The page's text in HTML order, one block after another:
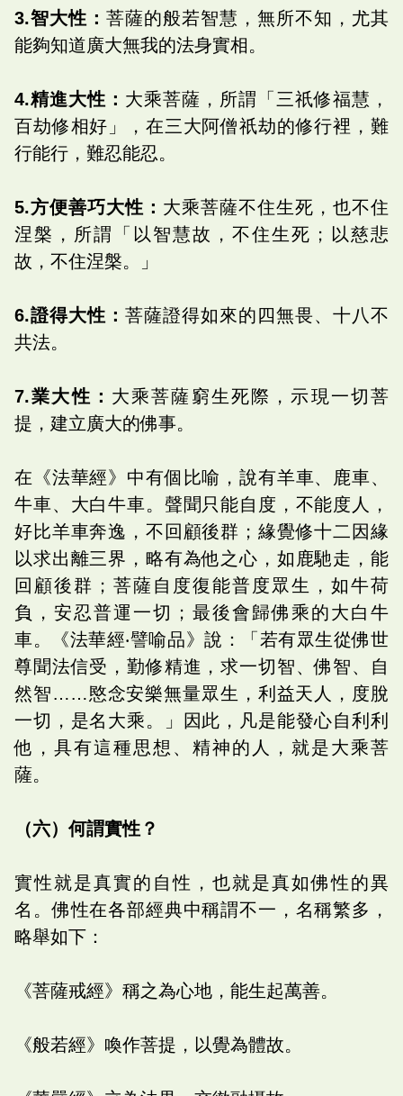
3.智大性： 菩薩的般若智慧，無所不知，尤其
能夠知道廣大無我的法身實相。
4.精進大性： 大乘菩薩，所謂「三祇修福慧，
百劫修相好」，在三大阿僧祇劫的修行裡，難
行能行，難忍能忍。
5.方便善巧大性： 大乘菩薩不住生死，也不住
涅槃，所謂「以智慧故，不住生死；以慈悲
故，不住涅槃。」
6.證得大性： 菩薩證得如來的四無畏、十八不
共法。
7.業大性： 大乘菩薩窮生死際，示現一切菩
提，建立廣大的佛事。
在《法華經》中有個比喻，說有羊車、鹿車、
牛車、大白牛車。聲聞只能自度，不能度人，
好比羊車奔逸，不回顧後群；緣覺修十二因緣
以求出離三界，略有為他之心，如鹿馳走，能
回顧後群；菩薩自度復能普度眾生，如牛荷
負，安忍普運一切；最後會歸佛乘的大白牛
車。《法華經‧譬喻品》說：「若有眾生從佛世
尊聞法信受，勤修精進，求一切智、佛智、自
然智……愍念安樂無量眾生，利益天人，度脫
一切，是名大乘。」因此，凡是能發心自利利
他，具有這種思想、精神的人，就是大乘菩
薩。
（六）何謂實性？
實性就是真實的自性，也就是真如佛性的異
名。佛性在各部經典中稱謂不一，名稱繁多，
略舉如下：
《菩薩戒經》稱之為心地，能生起萬善。
《般若經》喚作菩提，以覺為體故。